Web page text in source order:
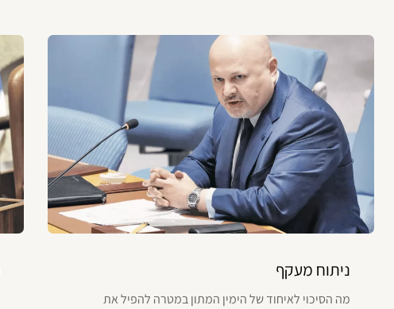
ניתוח מעקף
מה הסיכוי לאיחוד של הימין המתון במטרה להפיל את